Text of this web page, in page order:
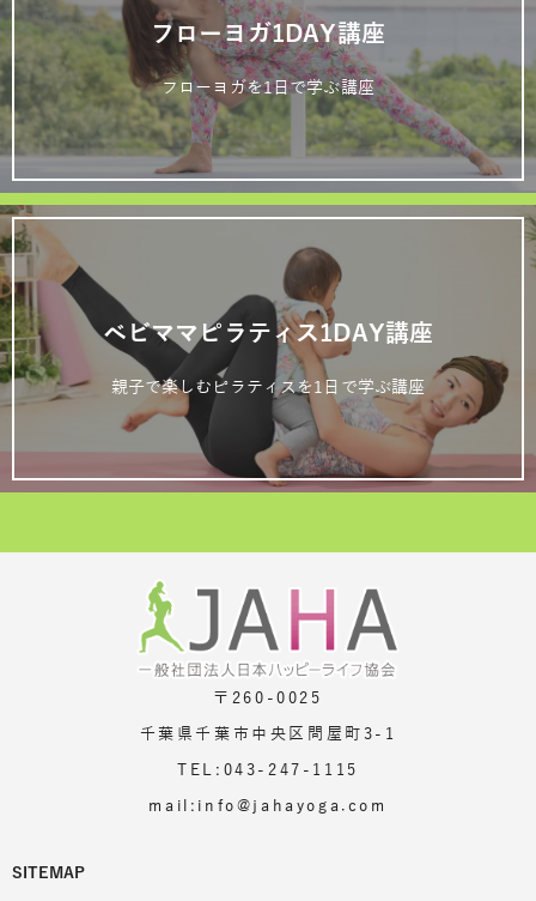
フローヨガ1DAY講座
フローヨガを1日で学ぶ講座
ベビママピラティス1DAY講座
親子で楽しむピラティスを1日で学ぶ講座
〒260-0025
千葉県千葉市中央区問屋町3-1
TEL:043-247-1115
mail:info@jahayoga.com
SITEMAP